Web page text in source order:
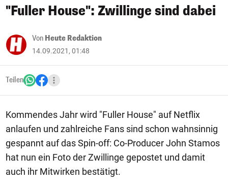
"Fuller House": Zwillinge sind dabei
Von Heute Redaktion
14.09.2021, 01:48
Teilen
Kommendes Jahr wird "Fuller House" auf Netflix
anlaufen und zahlreiche Fans sind schon wahnsinnig
gespannt auf das Spin-off: Co-Producer John Stamos
hat nun ein Foto der Zwillinge gepostet und damit
auch ihr Mitwirken bestätigt.